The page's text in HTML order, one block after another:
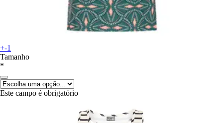
+-1
Tamanho
*
Este campo é obrigatório